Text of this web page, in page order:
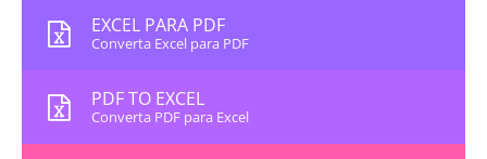
EXCEL PARA PDF
Converta Excel para PDF
PDF TO EXCEL
Converta PDF para Excel